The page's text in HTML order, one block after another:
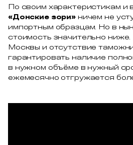
По своим характеристикам и
«Донские зори» ничем не
импортным образцам. Но в
стоимость значительно
Москвы и отсутствие
гарантировать наличие
в нужном объёме в нужный
ежемесячно отгружается